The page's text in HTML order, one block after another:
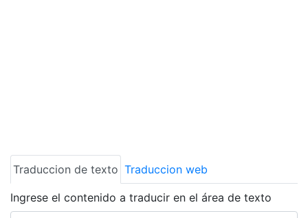
Traduccion de texto Traduccion web
Ingrese el contenido a traducir en el área de texto